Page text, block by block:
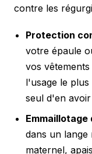
contre les
Protection
votre épaule
vos
l'usage le
seul d'en
Emmaillotage
dans un
maternel,